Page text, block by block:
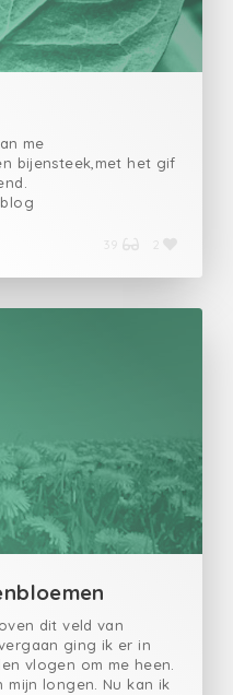
me
bijensteek,met het gif
39
dit veld van
ging ik er in
vlogen om me heen.
mijn longen. Nu kan ik